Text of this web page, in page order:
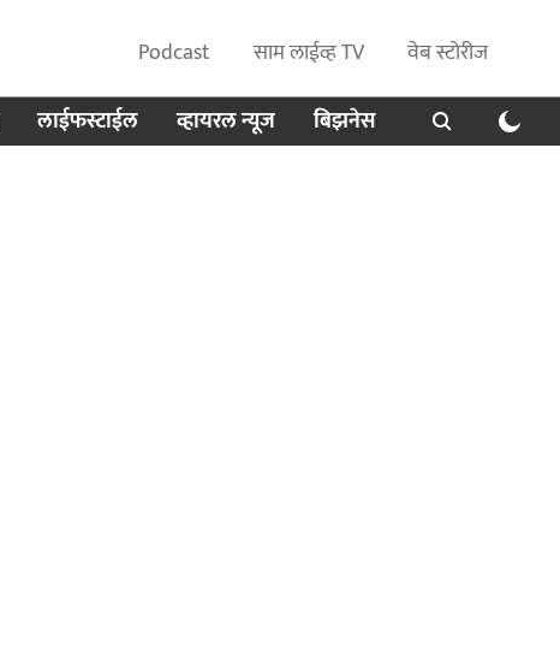
Podcast साम लाईव्ह TV
वेब स्टोरीज
लाईफस्टाईल व्हायरल न्यूज बिझनेस